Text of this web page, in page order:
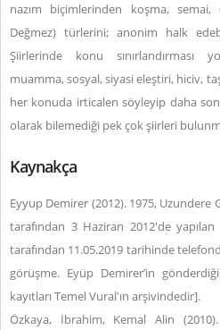
nazım biçimlerinden koşma,
Değmez) türlerini; anonim halk
Şiirlerinde konu sınırlandırması
muamma, sosyal, siyasi eleştiri, hiciv,
her konuda irticalen söyleyip daha
olarak bilemediği pek çok şiirleri
Kaynakça
Eyyup Demirer (2012). 1975, Uzundere
tarafından 3 Haziran 2012'de yapılan
tarafından 11.05.2019 tarihinde
görüşme. Eyüp Demirer’in
kayıtları Temel Vural'ın arşivindedir].
Özkaya, İbrahim, Kemal Alin (2010).